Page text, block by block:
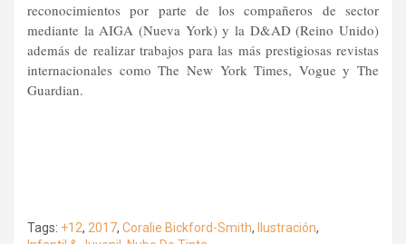
reconocimientos por parte de los compañeros de sector
mediante la AIGA (Nueva York) y la D&AD (Reino Unido)
además de realizar trabajos para las más prestigiosas revistas
internacionales como The New York Times, Vogue y The
Guardian.
Tags: +12, 2017, Coralie Bickford-Smith, Ilustración,